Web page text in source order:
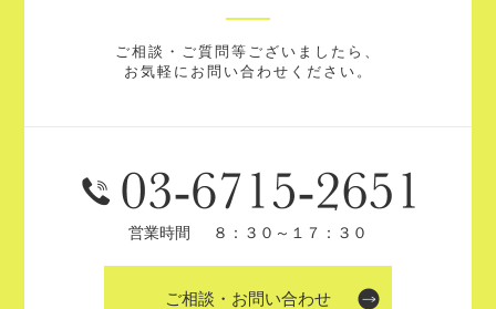
ご相談・ご質問等ございましたら、
お気軽にお問い合わせください。
営業時間 ８：３０～１７：３０
ご相談・お問い合わせ